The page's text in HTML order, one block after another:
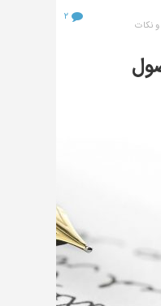
نکات
۲